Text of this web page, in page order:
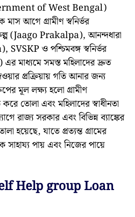
of West Bengal)
মাস আগে গ্রামীণ স্বনির্ভর
(Jaago Prakalpa), আনন্দধারা
ও পশ্চিমবঙ্গ স্বনির্ভর
মাধ্যমে সমস্ত মহিলাদের দ্রুত
প্রক্রিয়ায় গতি আনার জন্য
মূল লক্ষ্য হলো গ্রামীণ
তোলা এবং মহিলাদের স্বাধীনতা
রাজ্য সরকার এবং বিভিন্ন ব্যাঙ্কের
হয়েছে, যাতে প্রত্যন্ত গ্রামের
পায় এবং নিজের পায়ে
Help group Loan